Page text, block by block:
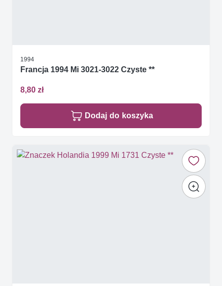
1994
Francja 1994 Mi 3021-3022 Czyste **
8,80 zł
Dodaj do koszyka